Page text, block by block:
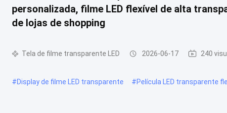
personalizada, filme LED flexível de alta
de lojas de shopping
Tela de filme transparente LED 2026-06-17 240
#Display de filme LED transparente #Película LED transparente